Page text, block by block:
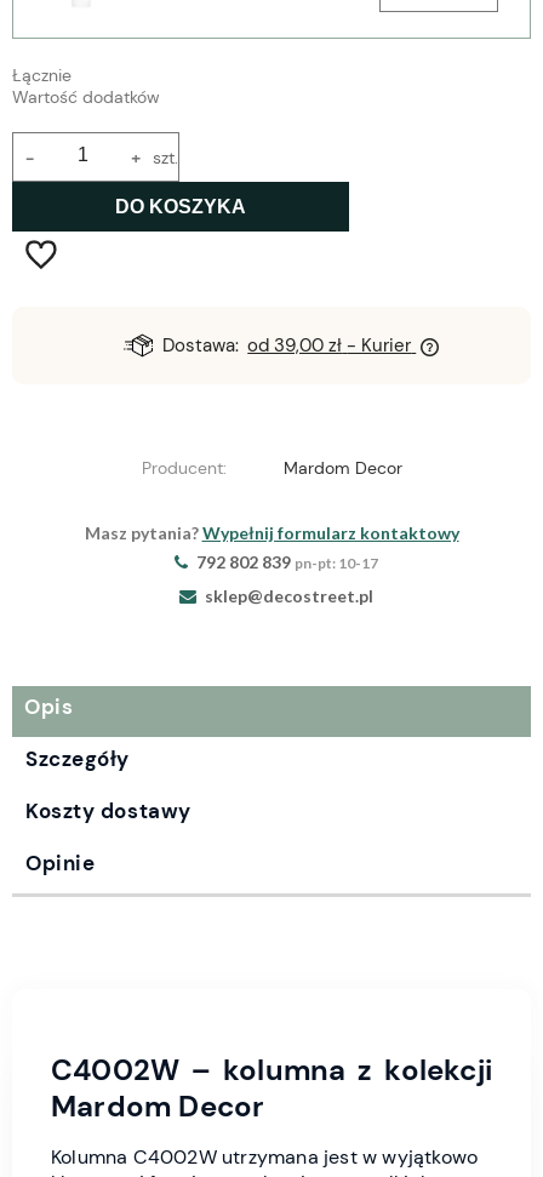
Łącznie
Wartość dodatków
+
- szt.
DO KOSZYKA
Dostawa: od 39,00 zł - Kurier
Producent: Mardom Decor
Masz pytania?Wypełnij formularz kontaktowy
792 802 839 pn-pt: 10-17
sklep@decostreet.pl
Opis
Szczegóły
Koszty dostawy
Opinie
C4002W – kolumna z kolekcji
Mardom Decor
Kolumna C4002W utrzymana jest w wyjątkowo